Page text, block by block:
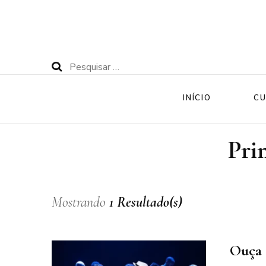
Pesquisar
INÍCIO
Mostrando 1 Resultado(s)